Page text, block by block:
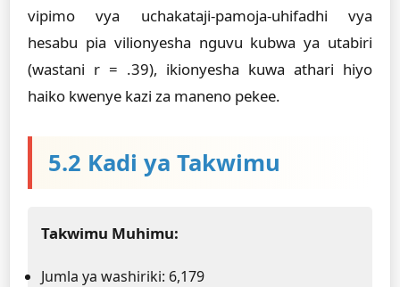
vipimo vya uchakataji-pamoja-uhifadhi vya
hesabu pia vilionyesha nguvu kubwa ya utabiri
(wastani r = .39), ikionyesha kuwa athari hiyo
haiko kwenye kazi za maneno pekee.
5.2 Kadi ya Takwimu
Takwimu Muhimu:
Jumla ya washiriki: 6,179